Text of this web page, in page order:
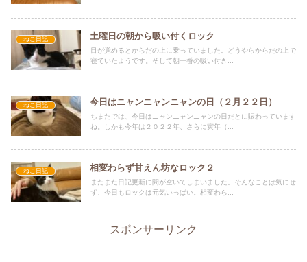
ねこ日記 土曜日の朝から吸い付くロック
目が覚めるとからだの上に乗っていました。どうやらからだの上で
寝ていたようです。そして朝一番の吸い付き...
ねこ日記 今日はニャンニャンニャンの日（２月２２日）
ちまたでは、今日はニャンニャンニャンの日だとに賑わっています
ね。しかも今年は２０２２年、さらに寅年（...
ねこ日記 相変わらず甘えん坊なロック２
またまた日記更新に間が空いてしまいました。そんなことは気にせ
ず、今日もロックは元気いっぱい。相変わら...
スポンサーリンク